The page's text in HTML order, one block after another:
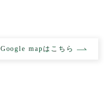
Google mapはこちら